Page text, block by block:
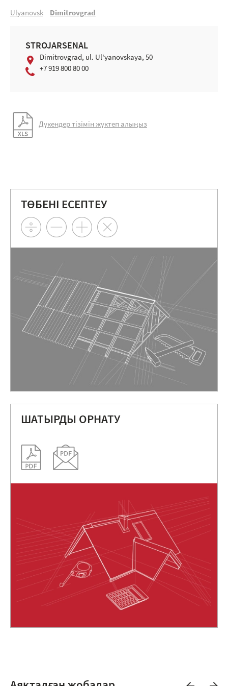
Ulyanovsk Dimitrovgrad
STROJARSENAL
Dimitrovgrad, ul. Ul'yanovskaya, 50
+7 919 800 80 00
Дүкендер тізімін жүктеп алыңыз
ТӨБЕНІ ЕСЕПТЕУ
ШАТЫРДЫ ОРНАТУ